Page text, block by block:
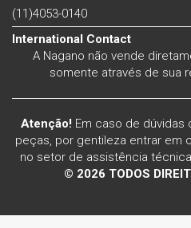
(11)4053-0140
International Contact
A Nagano não vende
somente através de sua
Atenção! Em caso de
peças, por gentileza entrar em
no setor de assistência
© 2026 TODOS